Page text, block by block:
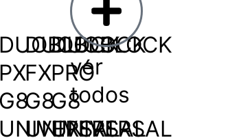
DUOBLOCK
FX
G8
UNIVERSAL
DUOBLOCK
PRÓ
G8
UNIVERSAL
ver
todos